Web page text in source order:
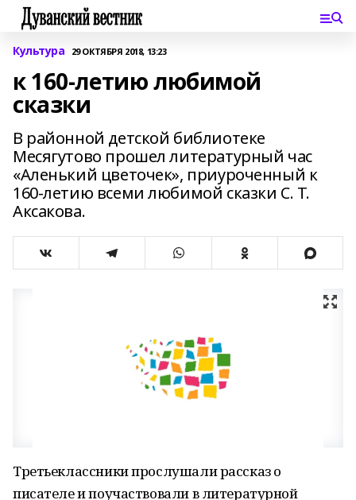
Культура 29 ОКТЯБРЯ 2018, 13:23
к 160-летию любимой
сказки
В районной детской библиотеке
Месягутово прошел литературный час
«Аленький цветочек», приуроченный к
160-летию всеми любимой сказки С. Т.
Аксакова.
Третьеклассники прослушали рассказ о
писателе и поучаствовали в литературной